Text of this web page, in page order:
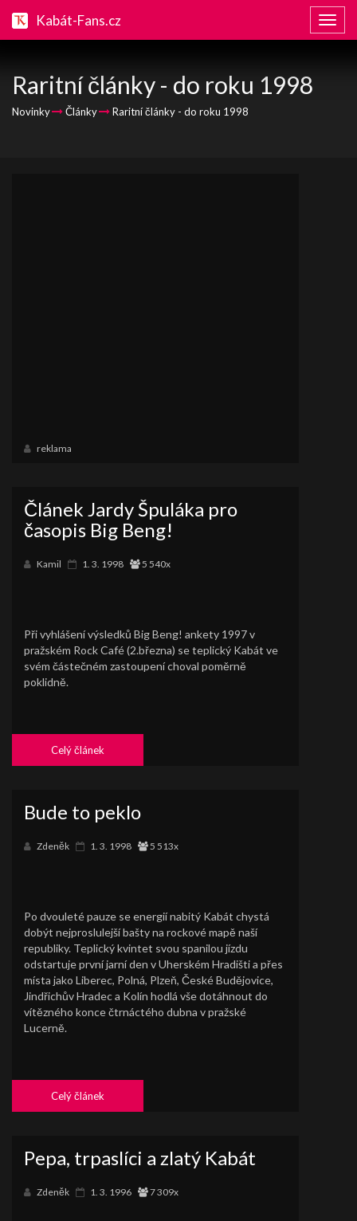
Kabát-Fans.cz
Raritní články - do roku 1998
Novinky Články Raritní články - do roku 1998
reklama
Článek Jardy Špuláka pro
časopis Big Beng!
Kamil 1. 3. 1998 5 540x
Při vyhlášení výsledků Big Beng! ankety 1997 v
pražském Rock Café (2.března) se teplický Kabát ve
svém částečném zastoupení choval poměrně
poklidně.
Celý článek
Bude to peklo
Zdeněk 1. 3. 1998 5 513x
Po dvouleté pauze se energií nabitý Kabát chystá
dobýt nejproslulejší bašty na rockové mapě naší
republiky. Teplický kvintet svou spanilou jízdu
odstartuje první jarní den v Uherském Hradišti a přes
místa jako Liberec, Polná, Plzeň, České Budějovice,
Jindřichův Hradec a Kolín hodlá vše dotáhnout do
vítězného konce čtrnáctého dubna v pražské
Lucerně.
Celý článek
Pepa, trpaslíci a zlatý Kabát
Zdeněk 1. 3. 1996 7 309x